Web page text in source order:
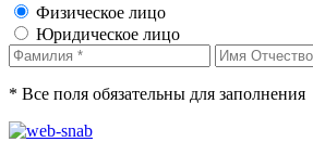
Физическое лицо
Юридическое лицо
* Все поля обязательны для заполнения